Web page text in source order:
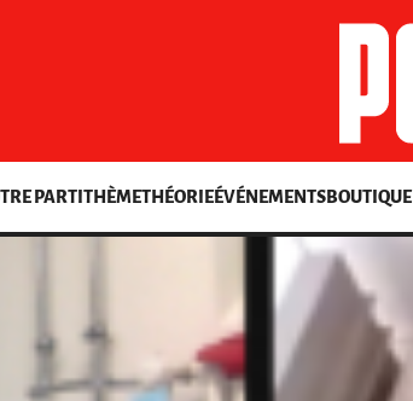
PARTITHÈMETHÉORIEÉVÉNEMENTSBOUTIQUE